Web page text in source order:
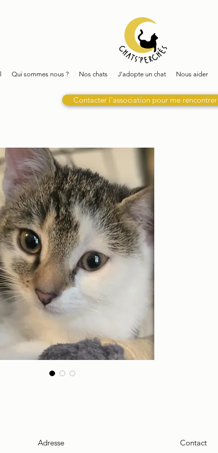
Qui sommes nous ? Nos chats J'adopte un chat Nous aider
Contacter l'association pour me rencontrer
Adresse Contact